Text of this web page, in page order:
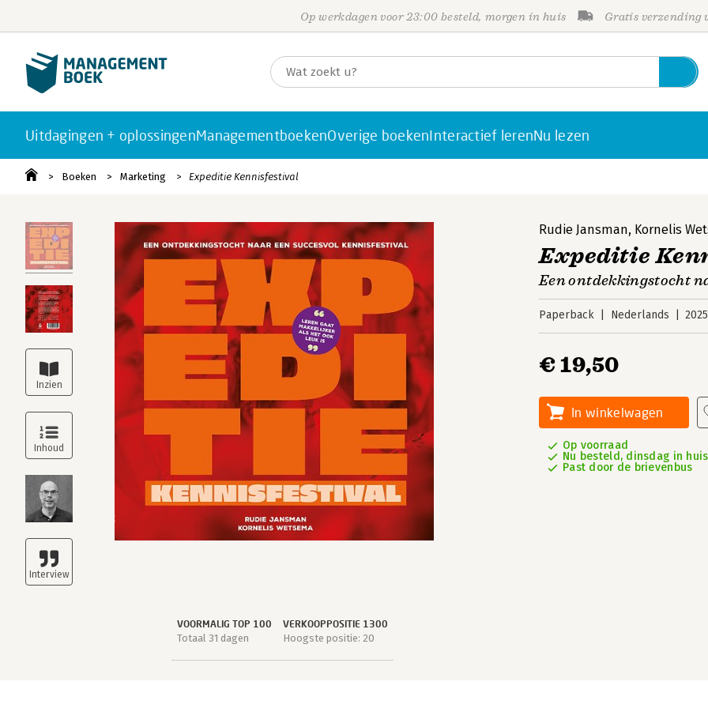
Op werkdagen voor 23:00 besteld, morgen in huis Gratis verzending
Uitdagingen + oplossingenManagementboekenOverige boekenInteractief lerenNu lezen
Boeken Marketing Expeditie Kennisfestival
VOORMALIG TOP 100
Totaal 31 dagen
VERKOOPPOSITIE 1300
Hoogste positie: 20
Rudie Jansman, Kornelis
Expeditie
Een ontdekkingstocht
Paperback Nederlands 2025
€ 19,50
In winkelwagen
Op voorraad
Nu besteld, dinsdag in huis
Past door de brievenbus